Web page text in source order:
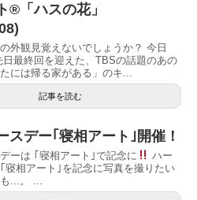
®︎「ハスの花」
外観見覚えないでしょうか？ 今日
日最終回を迎えた、TBSの話題のあの
には帰る家がある」のキ...
記事を読む
スデー｢寝相アート｣開催！
ーは ｢寝相アート｣で記念に
ハー
寝相アート｣を記念に写真を撮りたい
...。 ...